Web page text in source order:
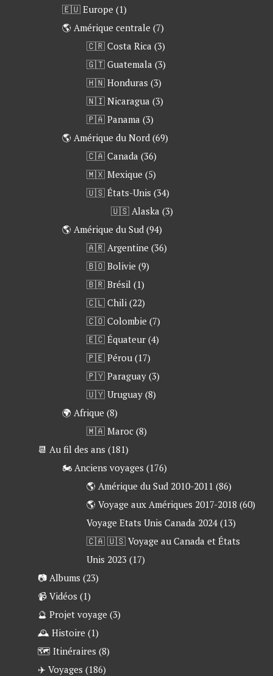
🇪🇺 Europe (1)
🌎 Amérique centrale (7)
🇨🇷 Costa Rica (3)
🇬🇹 Guatemala (3)
🇭🇳 Honduras (3)
🇳🇮 Nicaragua (3)
🇵🇦 Panama (3)
🌎 Amérique du Nord (69)
🇨🇦 Canada (36)
🇲🇽 Mexique (5)
🇺🇸 États-Unis (34)
🇺🇸 Alaska (3)
🌎 Amérique du Sud (94)
🇦🇷 Argentine (36)
🇧🇴 Bolivie (9)
🇧🇷 Brésil (1)
🇨🇱 Chili (22)
🇨🇴 Colombie (7)
🇪🇨 Équateur (4)
🇵🇪 Pérou (17)
🇵🇾 Paraguay (3)
🇺🇾 Uruguay (8)
🌍 Afrique (8)
🇲🇦 Maroc (8)
📆 Au fil des ans (181)
🏍 Anciens voyages (176)
🌎 Amérique du Sud 2010-2011 (86)
🌎 Voyage aux Amériques 2017-2018 (60)
Voyage Etats Unis Canada 2024 (13)
🇨🇦 🇺🇸 Voyage au Canada et États
Unis 2023 (17)
📷 Albums (23)
📹 Vidéos (1)
🔮 Projet voyage (3)
🕰 Histoire (1)
🗺 Itinéraires (8)
✈️ Voyages (186)